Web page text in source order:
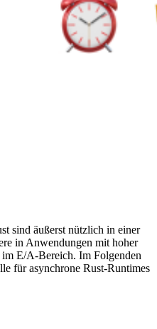
sind äußerst nützlich in einer
in Anwendungen mit hoher
E/A-Bereich. Im Folgenden
für asynchrone Rust-Runtimes